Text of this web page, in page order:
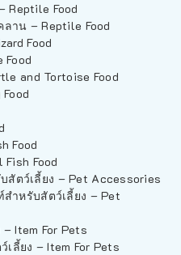
Reptile Food
ลาน – Reptile Food
Food
Food
and Tortoise Food
Food
Food
ตว์เลี้ยง – Pet Accessories
ำหรับสัตว์เลี้ยง – Pet
Item For Pets
ลี้ยง – Item For Pets